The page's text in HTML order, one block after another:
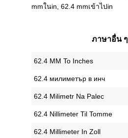
mmในin, 62.4 mmเข้าไปin
ภาษาอื่น ๆ
‎62.4 MM To Inches
‎62.4 милиметър в инч
‎62.4 Milimetr Na Palec
‎62.4 Nillimeter Til Tomme
‎62.4 Millimeter In Zoll